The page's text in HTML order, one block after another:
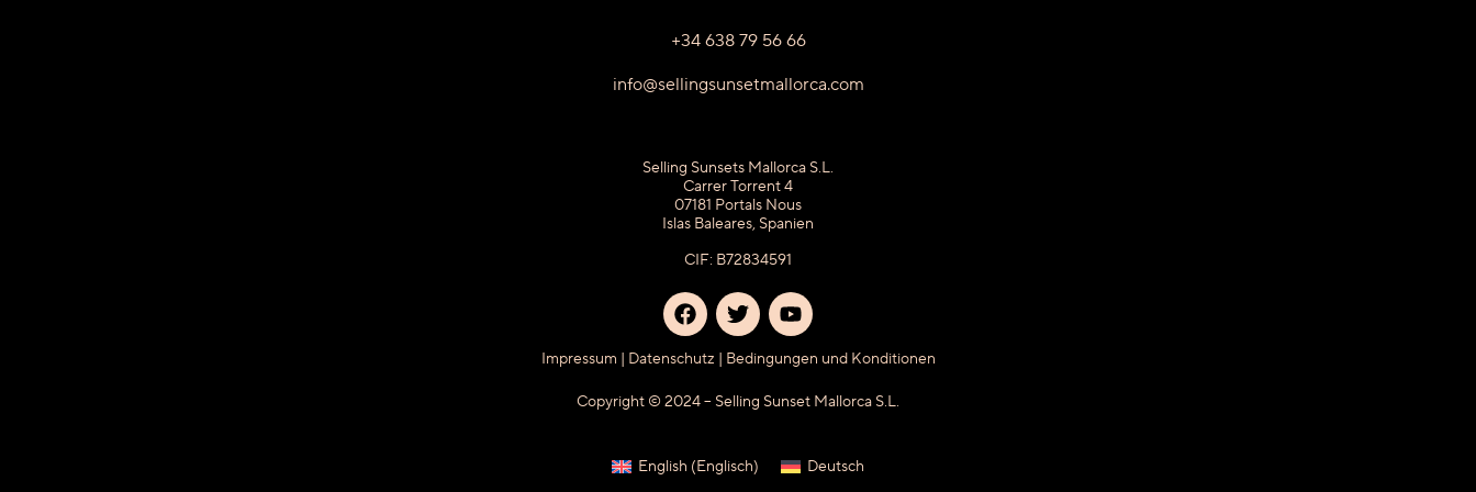
+34 638 79 56 66
info@sellingsunsetmallorca.com
Selling Sunsets Mallorca S.L.
Carrer Torrent 4
07181 Portals Nous
Islas Baleares, Spanien
CIF: B72834591
Impressum Datenschutz Bedingungen und Konditionen
Copyright © 2024 – Selling Sunset Mallorca S.L.
English (Englisch) Deutsch